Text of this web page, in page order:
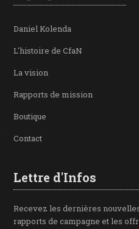
Daniel Kolenda
L'histoire de CfaN
La vision
Rapports de mission
Boutique
Contact
Lettre d'Infos
Recevez les dernières
rapports de campagne et les